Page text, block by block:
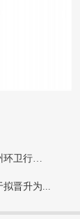
行业...
拟晋升为...